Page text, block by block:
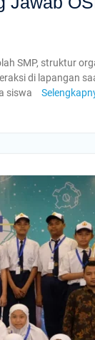
SMP, struktur
di lapangan
siswa